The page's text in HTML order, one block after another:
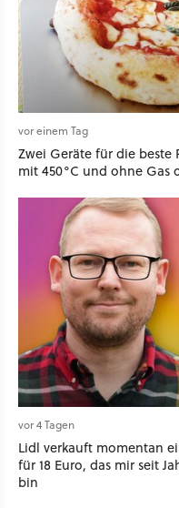
vor einem Tag
Zwei Geräte für die beste
mit 450°C und ohne Gas
vor 4 Tagen
Lidl verkauft momentan
für 18 Euro, das mir seit
bin